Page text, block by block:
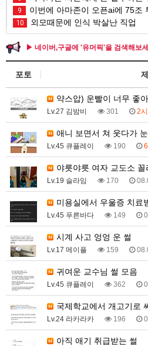
9 이번에 아마존이 오픈ai에 75조
10 외모때문에 인식 박살난 직업
▶ 네이버,구글에 '유머픽'을 검색해보
포토
약스압) 운빨이 너무 좋
Lv.27 김밤비 301 2
애니 보면서 쳐 웃다가
Lv.45 큐플레이 190
야릇야릇 여자 교도소 꼴
Lv.19 슬라임 170
미용실에서 우울증 치료
Lv.45 푸른바다 149
시계 사고 엉엉 운 썰
Lv.17 메이플 159
귀여운 교수님 썰 모음
Lv.45 큐플레이 362
국제학교에서 개고기로
Lv.24 라카라카 196
아직 애기 취급받는 썰